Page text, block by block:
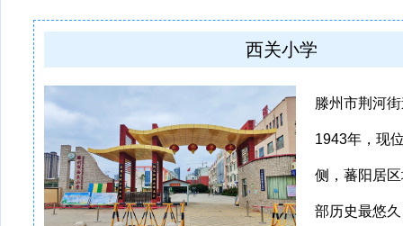
西关小学
滕州市荆河
1943年，现
侧，蕃阳居
部历史最悠